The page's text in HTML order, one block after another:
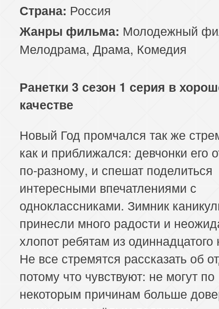
Страна: Россия
Жанры фильма: Молодежный
Мелодрама, Драма, Комедия
Ранетки 3 сезон 1 серия в
качестве
Новый Год промчался так же
как и приближался: девчонки его
по-разному, и спешат поделиться
интересными впечатлениями с
одноклассниками. Зимник
принесли много радости и
хлопот ребятам из одиннадцатого
Не все стремятся рассказать об
потому что чувствуют: не могут по
некоторым причинам больше